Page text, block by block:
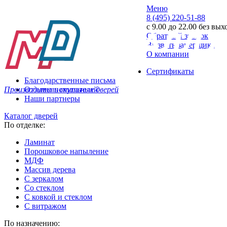
Производитель стальных дверей
Меню
8 (495) 220-51-88
с 9.00 до 22.00 без
Обратный звонок
Вызвать замерщика
О компании
Сертификаты
Благодарственные письма
Отзывы покупателей
Наши партнеры
Каталог дверей
По отделке:
Ламинат
Порошковое напыление
МДФ
Массив дерева
С зеркалом
Со стеклом
С ковкой и стеклом
С витражом
По назначению: